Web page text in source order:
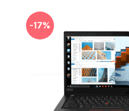
-17%